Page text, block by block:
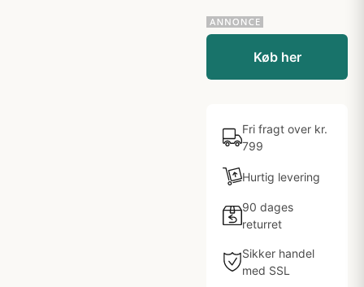
Køb her
Fri fragt over kr.
799
Hurtig levering
90 dages
returret
Sikker handel
med SSL